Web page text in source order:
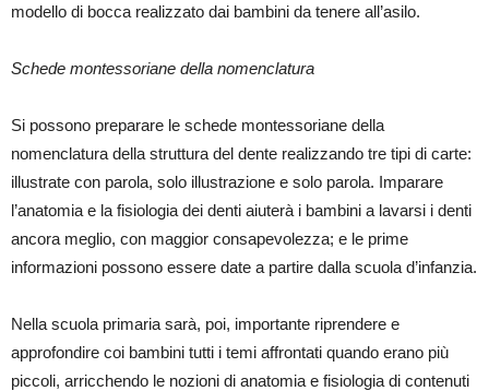
modello di bocca realizzato dai bambini da tenere all’asilo.
Schede montessoriane della nomenclatura
Si possono preparare le schede montessoriane della
nomenclatura della struttura del dente realizzando tre tipi di carte:
illustrate con parola, solo illustrazione e solo parola. Imparare
l’anatomia e la fisiologia dei denti aiuterà i bambini a lavarsi i denti
ancora meglio, con maggior consapevolezza; e le prime
informazioni possono essere date a partire dalla scuola d’infanzia.
Nella scuola primaria sarà, poi, importante riprendere e
approfondire coi bambini tutti i temi affrontati quando erano più
piccoli, arricchendo le nozioni di anatomia e fisiologia di contenuti